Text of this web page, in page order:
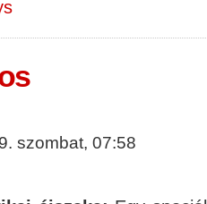
szombat, 07:58